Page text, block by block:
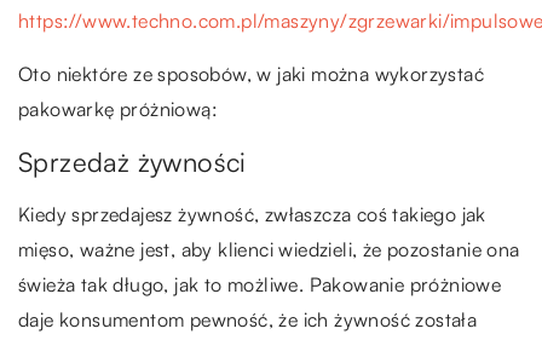
https://www.techno.com.pl/maszyny/zgrzewarki/
Oto niektóre ze sposobów, w jaki można wykorzystać
pakowarkę próżniową:
Sprzedaż żywności
Kiedy sprzedajesz żywność, zwłaszcza coś takiego jak
mięso, ważne jest, aby klienci wiedzieli, że pozostanie ona
świeża tak długo, jak to możliwe. Pakowanie próżniowe
daje konsumentom pewność, że ich żywność została